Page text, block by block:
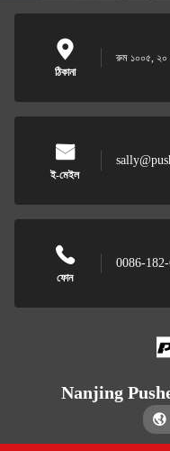
ঠিকানা
রুম ১০০৫, ২০
ই-মেইল
ফোন
0086-
Nanjing